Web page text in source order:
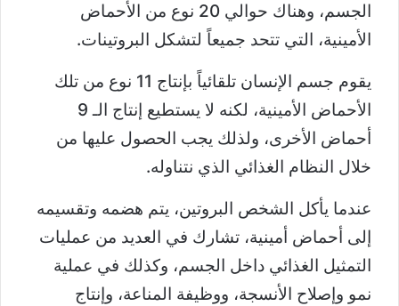
الجسم، وهناك حوالي 20 نوع من الأحماض
الأمينية، التي تتحد جميعاً لتشكل البروتينات.
يقوم جسم الإنسان تلقائياً بإنتاج 11 نوع من تلك
الأحماض الأمينية، لكنه لا يستطيع إنتاج الـ 9
أحماض الأخرى، ولذلك يجب الحصول عليها من
خلال النظام الغذائي الذي نتناوله.
عندما يأكل الشخص البروتين، يتم هضمه وتقسيمه
إلى أحماض أمينية، تشارك في العديد من عمليات
التمثيل الغذائي داخل الجسم، وكذلك في عملية
نمو وإصلاح الأنسجة، ووظيفة المناعة، وإنتاج